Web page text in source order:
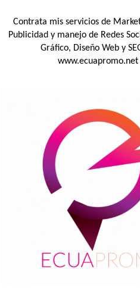
Contrata mis servicios de
Publicidad y manejo de Redes
Gráfico, Diseño Web y
www.ecuapromo.net